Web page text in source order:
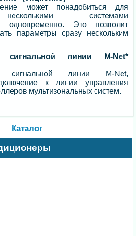
может понадобиться для
системами
одновременно. Это позволит
параметры сразу нескольким
сигнальной линии M-Net*
сигнальной линии M-Net,
к линии управления
мультизональных систем.
Каталог